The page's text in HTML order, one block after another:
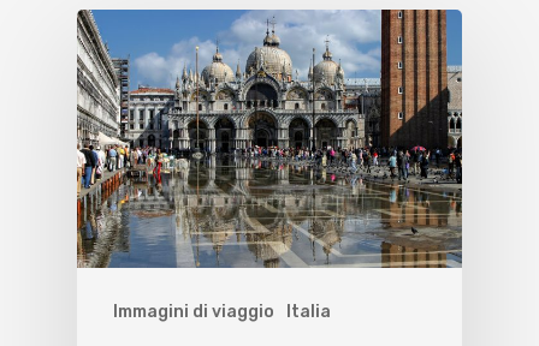
Immagini di viaggio Italia